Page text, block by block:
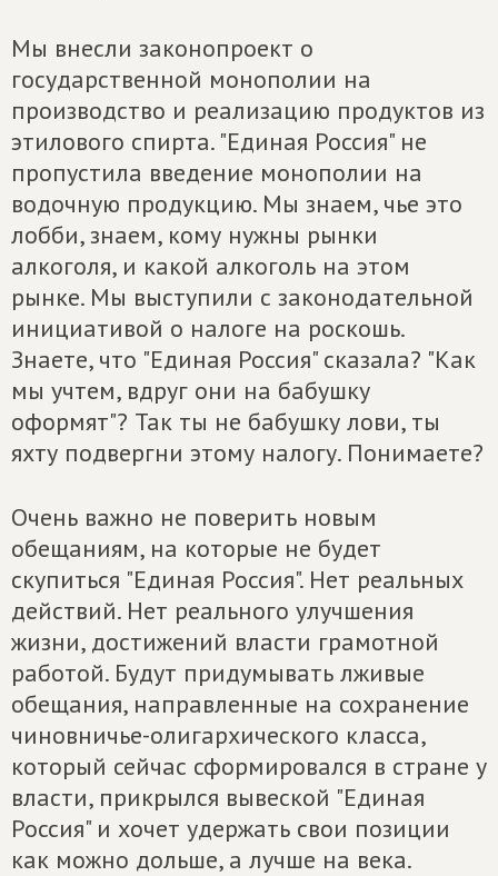
Мы внесли законопроект о
государственной монополии на
производство и реализацию продуктов из
этилового спирта. "Единая Россия" не
пропустила введение монополии на
водочную продукцию. Мы знаем, чье это
лобби, знаем, кому нужны рынки
алкоголя, и какой алкоголь на этом
рынке. Мы выступили с законодательной
инициативой о налоге на роскошь.
Знаете, что "Единая Россия" сказала? "Как
мы учтем, вдруг они на бабушку
оформят"? Так ты не бабушку лови, ты
яхту подвергни этому налогу. Понимаете?
Очень важно не поверить новым
обещаниям, на которые не будет
скупиться "Единая Россия". Нет реальных
действий. Нет реального улучшения
жизни, достижений власти грамотной
работой. Будут придумывать лживые
обещания, направленные на сохранение
чиновничье-олигархического класса,
который сейчас сформировался в стране у
власти, прикрылся вывеской "Единая
Россия" и хочет удержать свои позиции
как можно дольше, а лучше на века.